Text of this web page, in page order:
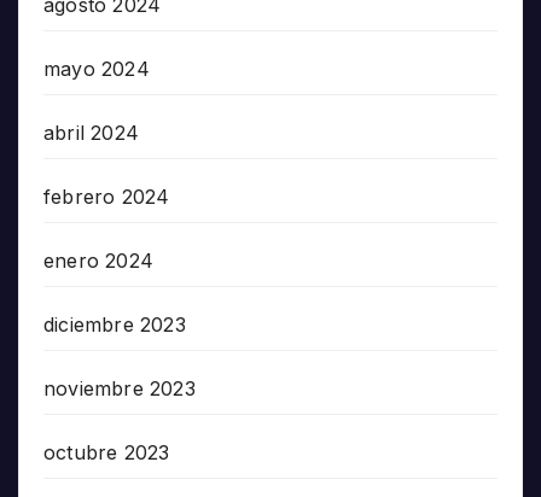
agosto 2024
mayo 2024
abril 2024
febrero 2024
enero 2024
diciembre 2023
noviembre 2023
octubre 2023